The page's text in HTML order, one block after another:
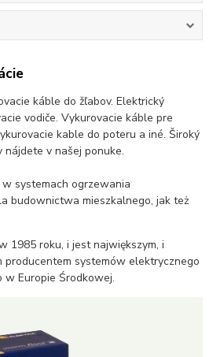
káble do žľabov. Elektrický
vodiče. Vykurovacie káble pre
kable do poteru a iné. Široký
v našej ponuke.
systemach ogrzewania
budownictwa mieszkalnego, jak też
1985 roku, i jest największym, i
producentem systemów elektrycznego
w Europie Środkowej.